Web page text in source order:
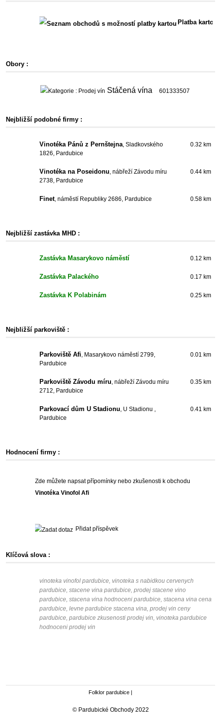
Platba kartou
Obory :
Stáčená vína 601333507
Nejbližší podobné firmy :
Vinotéka Pánů z Pernštejna, Sladkovského
1826, Pardubice
0.32 km
Vinotéka na Poseidonu, nábřeží Závodu míru
2738, Pardubice
0.44 km
Finet, náměstí Republiky 2686, Pardubice 0.58 km
Nejbližší zastávka MHD :
Zastávka Masarykovo náměstí 0.12 km
Zastávka Palackého 0.17 km
Zastávka K Polabinám 0.25 km
Nejbližší parkoviště :
Parkoviště Afi, Masarykovo náměstí 2799,
Pardubice
0.01 km
Parkoviště Závodu míru, nábřeží Závodu míru
2712, Pardubice
0.35 km
Parkovací dům U Stadionu, U Stadionu ,
Pardubice
0.41 km
Hodnocení firmy :
Zde můžete napsat přípomínky nebo zkušenosti k obchodu
Vinotéka Vinofol Afi
Přidat příspěvek
Klíčová slova :
vinoteka vinofol pardubice, vinoteka s nabidkou cervenych
pardubice, stacene vina pardubice, prodej stacene vino
pardubice, stacena vina hodnoceni pardubice, stacena vina cena
pardubice, levne pardubice stacena vina, prodej vin ceny
pardubice, pardubice zkusenosti prodej vin, vinoteka pardubice
hodnoceni prodej vin
Folklor pardubice
© Pardubické Obchody 2022